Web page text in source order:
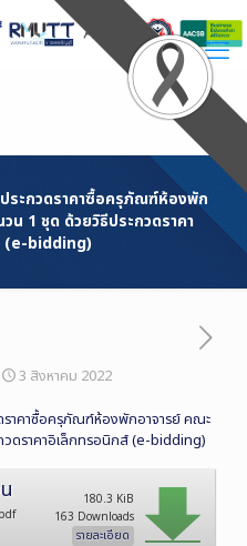
ระกวดราคาซื้อครุภัณฑ์ห้องพัก
น 1 ชุด ด้วยวิธีประกวดราคา
(e-bidding)
3 สิงหาคม 2022
ราคาซื้อครุภัณฑ์ห้องพักอาจารย์ คณะ
วดราคาอิเล็กทรอนิกส์ (e-bidding)
180.3 KiB
163 Downloads
รายละเอียด